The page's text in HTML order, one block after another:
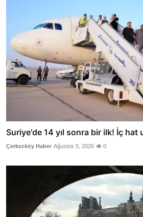
Suriye'de 14 yıl sonra bir ilk! İç hat
Çerkezköy Haber Ağustos 5, 2026 0